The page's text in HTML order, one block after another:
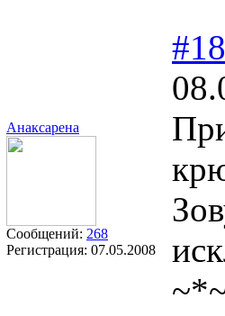
Анаксарена
Сообщений: 268
Регистрация: 07.05.2008